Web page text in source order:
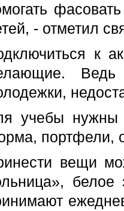
- отметил
к
Ведь
учебы нужны
портфели,
вещи